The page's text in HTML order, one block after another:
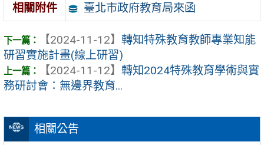
相關公告
相關附件
臺北市政府教育局來函
【2024-11-12】 轉知特殊教育教師專業知能
研習實施計畫(線上研習)
【2024-11-12】 轉知2024特殊教育學術與實
務研討會：無邊界教育...